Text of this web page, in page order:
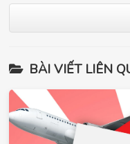
BÀI VIẾT LIÊN